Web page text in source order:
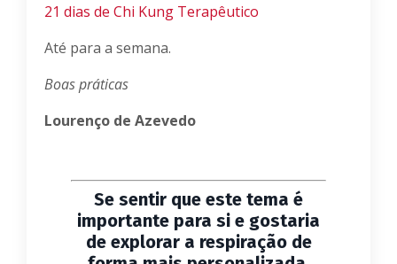
21 dias de Chi Kung Terapêutico
Até para a semana.
Boas práticas
Lourenço de Azevedo
Se sentir que este tema é
importante para si e gostaria
de explorar a respiração de